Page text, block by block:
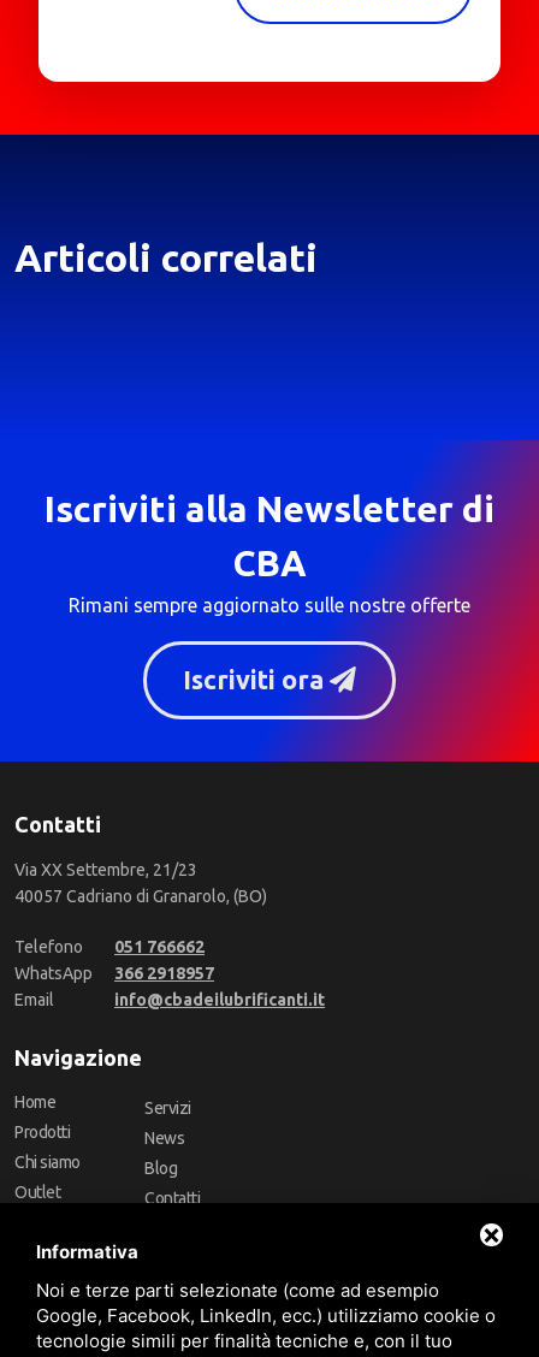
Articoli correlati
Iscriviti alla Newsletter di
CBA
Rimani sempre aggiornato sulle nostre offerte
Iscriviti ora
Contatti
Via XX Settembre, 21/23
40057 Cadriano di Granarolo, (BO)
Telefono
051 766662
WhatsApp
366 2918957
Email
info@cbadeilubrificanti.it
Navigazione
Home
Prodotti
Chi siamo
Outlet
Marchi
Servizi
News
Blog
Contatti
Follow Us
Informativa
Noi e terze parti selezionate (come ad esempio
Google, Facebook, LinkedIn, ecc.) utilizziamo cookie o
tecnologie simili per finalità tecniche e, con il tuo